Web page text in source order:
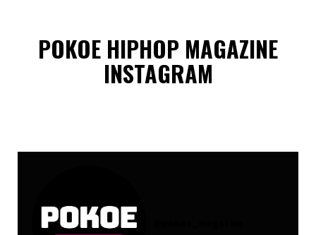
POKOE HIPHOP MAGAZINE
INSTAGRAM